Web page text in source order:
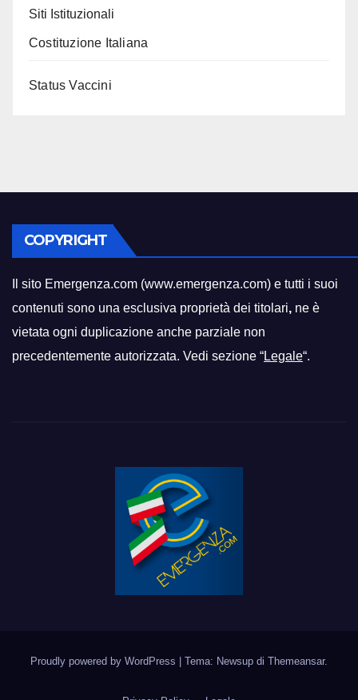
Siti Istituzionali
Costituzione Italiana
Status Vaccini
COPYRIGHT
Il sito Emergenza.com (www.emergenza.com) e tutti i suoi
contenuti sono una esclusiva proprietà dei titolari, ne è
vietata ogni duplicazione anche parziale non
precedentemente autorizzata. Vedi sezione “Legale“.
Proudly powered by WordPress Tema: Newsup di Themeansar.